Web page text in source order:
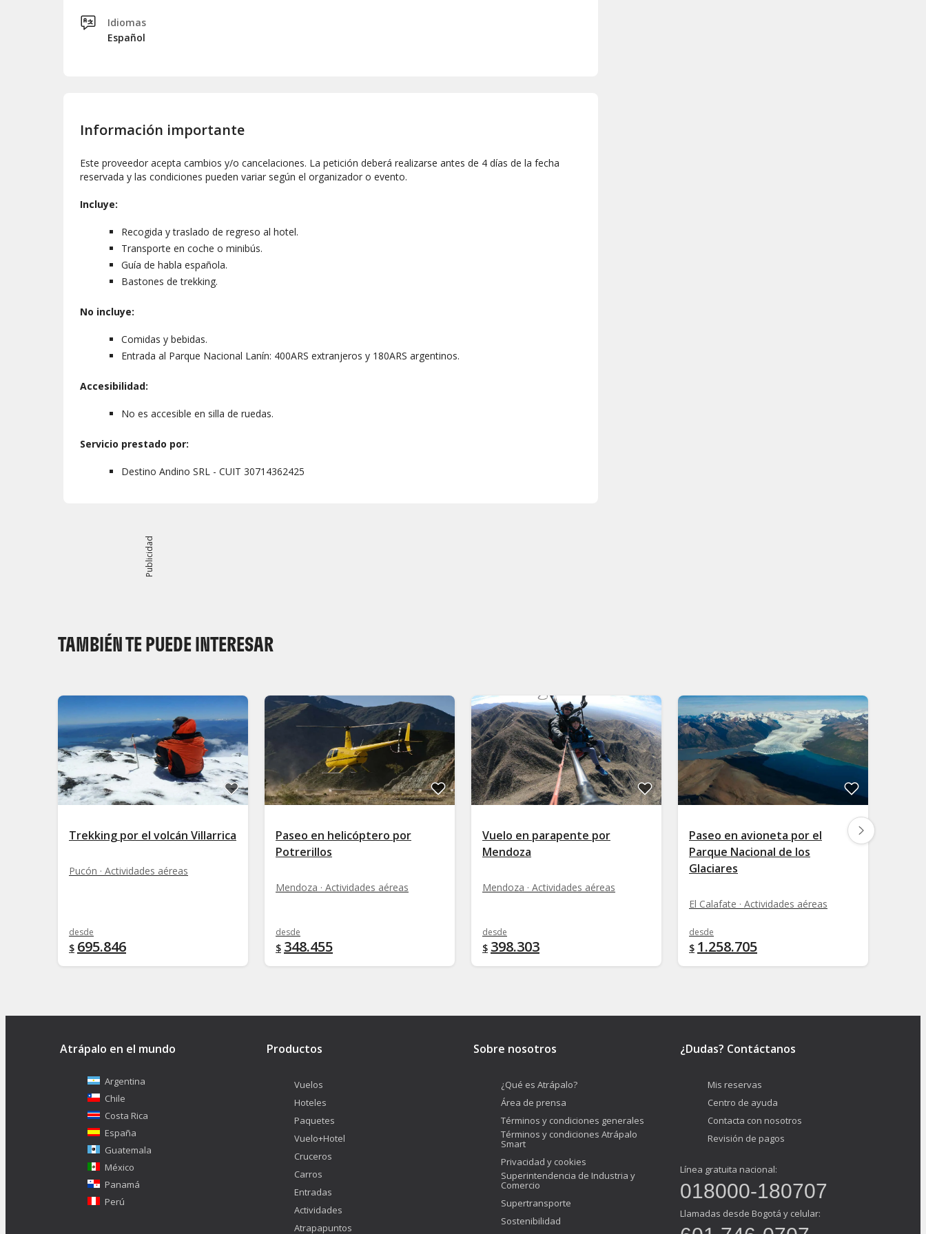
ofrece una vista impresionante del volcán. La subida hacia la cumbre transcurre por el conocido
Pescado, donde se pueden encontrar algunos
```
Idiomas
Español
Información importante
Este proveedor acepta cambios y/o cancelaciones. La petición deberá realizarse antes de 4 días de la fecha
reservada y las condiciones pueden variar según el organizador o evento.
Incluye:
Recogida y traslado de regreso al hotel.
Transporte en coche o minibús.
Guía de habla española.
Bastones de trekking.
No incluye:
Comidas y bebidas.
Entrada al Parque Nacional Lanín: 400ARS extranjeros y 180ARS argentinos.
Accesibilidad:
No es accesible en silla de ruedas.
Servicio prestado por:
Destino Andino SRL - CUIT 30714362425
Publicidad
TAMBIÉN TE PUEDE INTERESAR
Trekking por el volcán Villarrica
Pucón · Actividades aéreas
desde
$ 695.846
Paseo en helicóptero por
Potrerillos
Mendoza · Actividades aéreas
desde
$ 348.455
Vuelo en parapente por
Mendoza
Mendoza · Actividades aéreas
desde
$ 398.303
Paseo en avioneta por el
Parque Nacional de los
Glaciares
El Calafate · Actividades aéreas
desde
$ 1.258.705
Atrápalo en el mundo
Argentina
Chile
Costa Rica
España
Guatemala
México
Panamá
Perú
Productos
Vuelos
Hoteles
Paquetes
Vuelo+Hotel
Cruceros
Carros
Entradas
Actividades
Atrapapuntos
Sobre nosotros
¿Qué es Atrápalo?
Área de prensa
Términos y condiciones generales
Términos y condiciones Atrápalo
Smart
Privacidad y cookies
Superintendencia de Industria y
Comercio
Supertransporte
Sostenibilidad
¿Dudas? Contáctanos
Mis reservas
Centro de ayuda
Contacta con nosotros
Revisión de pagos
Línea gratuita nacional:
018000-180707
Llamadas desde Bogotá y celular: